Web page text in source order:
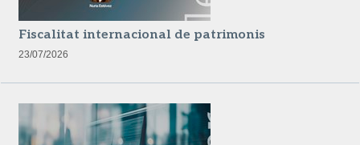
Fiscalitat internacional de patrimonis
23/07/2026